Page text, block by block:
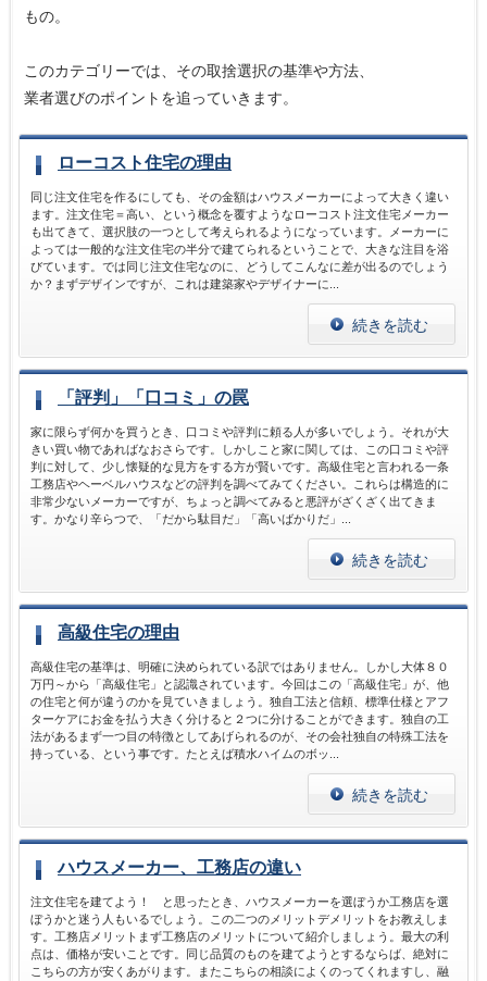
もの。
このカテゴリーでは、その取捨選択の基準や方法、
業者選びのポイントを追っていきます。
ローコスト住宅の理由
同じ注文住宅を作るにしても、その金額はハウスメーカーによって大きく違い
ます。注文住宅＝高い、という概念を覆すようなローコスト注文住宅メーカー
も出てきて、選択肢の一つとして考えられるようになっています。メーカーに
よっては一般的な注文住宅の半分で建てられるということで、大きな注目を浴
びています。では同じ注文住宅なのに、どうしてこんなに差が出るのでしょう
か？まずデザインですが、これは建築家やデザイナーに...
続きを読む
「評判」「口コミ」の罠
家に限らず何かを買うとき、口コミや評判に頼る人が多いでしょう。それが大
きい買い物であればなおさらです。しかしこと家に関しては、この口コミや評
判に対して、少し懐疑的な見方をする方が賢いです。高級住宅と言われる一条
工務店やヘーベルハウスなどの評判を調べてみてください。これらは構造的に
非常少ないメーカーですが、ちょっと調べてみると悪評がざくざく出てきま
す。かなり辛らつで、「だから駄目だ」「高いばかりだ」...
続きを読む
高級住宅の理由
高級住宅の基準は、明確に決められている訳ではありません。しかし大体８０
万円～から「高級住宅」と認識されています。今回はこの「高級住宅」が、他
の住宅と何が違うのかを見ていきましょう。独自工法と信頼、標準仕様とアフ
ターケアにお金を払う大きく分けると２つに分けることができます。独自の工
法があるまず一つ目の特徴としてあげられるのが、その会社独自の特殊工法を
持っている、という事です。たとえば積水ハイムのボッ...
続きを読む
ハウスメーカー、工務店の違い
注文住宅を建てよう！ と思ったとき、ハウスメーカーを選ぼうか工務店を選
ぼうかと迷う人もいるでしょう。この二つのメリットデメリットをお教えしま
す。工務店メリットまず工務店のメリットについて紹介しましょう。最大の利
点は、価格が安いことです。同じ品質のものを建てようとするならば、絶対に
こちらの方が安くあがります。またこちらの相談によくのってくれますし、融